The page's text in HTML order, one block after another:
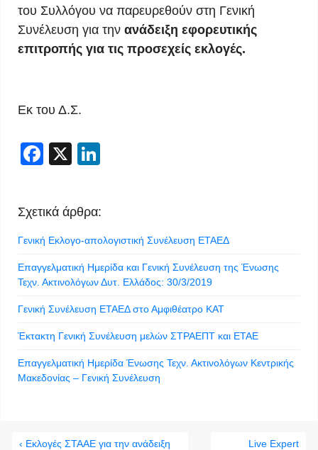
του Συλλόγου να παρευρεθούν στη Γενική
Συνέλευση για την ανάδειξη εφορευτικής
επιτροπής για τις προσεχείς εκλογές.
Εκ του Δ.Σ.
Facebook
X
Σχετικά άρθρα:
Γενική Εκλογο-απολογιστική Συνέλευση ΕΤΑΕΔ
Επαγγελματική Ημερίδα και Γενική Συνέλευση της Ένωσης
Τεχν. Ακτινολόγων Δυτ. Ελλάδος: 30/3/2019
Γενική Συνέλευση ΕΤΑΕΔ στο Αμφιθέατρο ΚΑΤ
Έκτακτη Γενική Συνέλευση μελών ΣΤΡΑΕΠΤ και ΕΤΑΕ
Επαγγελματική Ημερίδα Ένωσης Τεχν. Ακτινολόγων Κεντρικής
Μακεδονίας – Γενική Συνέλευση
‹ Εκλογές ΣΤΑΑΕ για την ανάδειξη
Live Expert